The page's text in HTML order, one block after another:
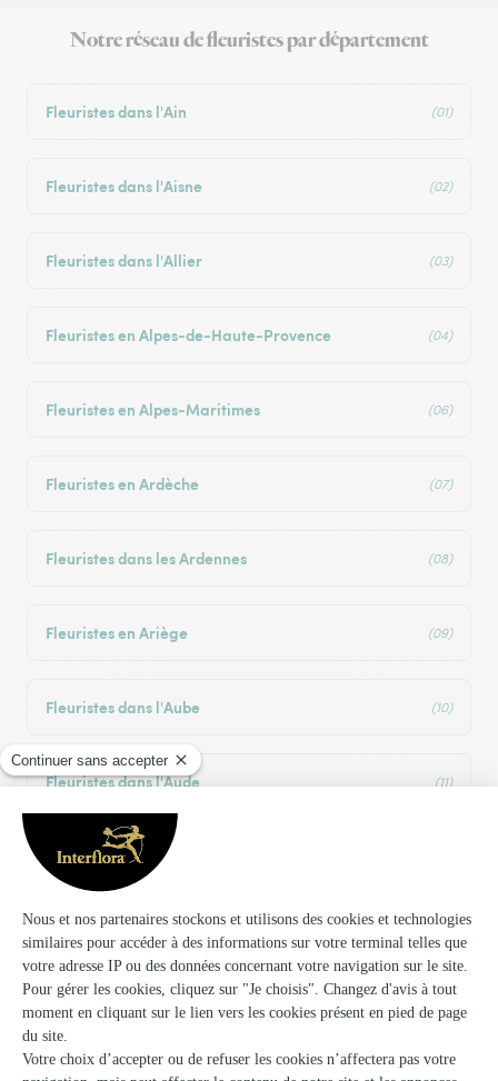
Notre réseau de fleuristes par département
Fleuristes dans l'Ain (01)
Fleuristes dans l'Aisne (02)
Fleuristes dans l'Allier (03)
Fleuristes en Alpes-de-Haute-Provence (04)
Fleuristes en Alpes-Maritimes (06)
Fleuristes en Ardèche (07)
Fleuristes dans les Ardennes (08)
Fleuristes en Ariège (09)
Fleuristes dans l'Aube (10)
Fleuristes dans l'Aude (11)
Fleuristes dans l'Aveyron
Fleuristes dans le Bas-Rhin (67)
Fleuristes dans les Bouches-du-Rhône